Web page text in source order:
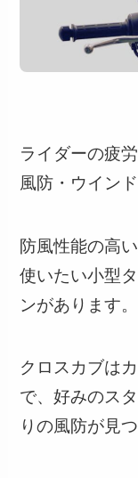
ライダーの疲
風防・ウイン
防風性能の高
使いたい小型
ンがあります。
クロスカブは
で、好みのス
りの風防が見